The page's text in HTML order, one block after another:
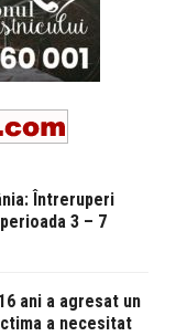
Întreruperi
3 – 7
ani a agresat un
a necesitat